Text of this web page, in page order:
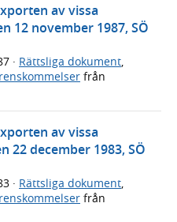
av vissa
12 november 1987, SÖ
· Rättsliga dokument
från
av vissa
22 december 1983, SÖ
· Rättsliga dokument,
från